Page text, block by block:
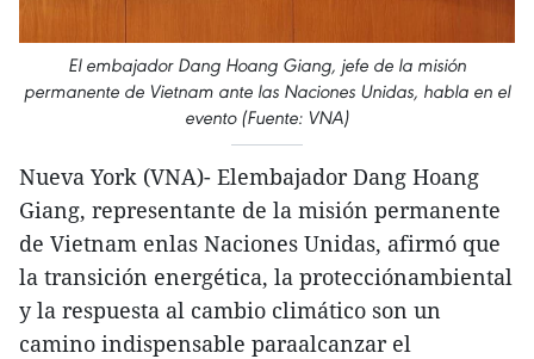
El embajador Dang Hoang Giang, jefe de la misión
permanente de Vietnam ante las Naciones Unidas, habla en el
evento (Fuente: VNA)
Nueva York (VNA)- Elembajador Dang Hoang
Giang, representante de la misión permanente
de Vietnam enlas Naciones Unidas, afirmó que
la transición energética, la protecciónambiental
y la respuesta al cambio climático son un
camino indispensable paraalcanzar el